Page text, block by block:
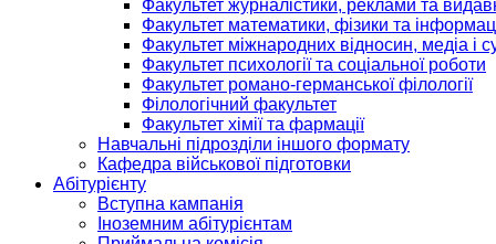
Факультет журналістики, реклами та
Факультет математики, фізики та
Факультет міжнародних відносин, медіа і
Факультет психології та соціальної роботи
Факультет романо-германської філології
Філологічний факультет
Факультет хімії та фармації
Навчальні підрозділи іншого формату
Кафедра військової підготовки
Абітурієнту
Вступна кампанія
Іноземним абітурієнтам